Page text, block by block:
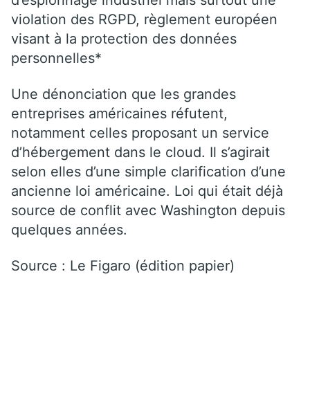
violation des RGPD, règlement européen
visant à la protection des données
personnelles*
Une dénonciation que les grandes
entreprises américaines réfutent,
notamment celles proposant un service
d’hébergement dans le cloud. Il s’agirait
selon elles d’une simple clarification d’une
ancienne loi américaine. Loi qui était déjà
source de conflit avec Washington depuis
quelques années.
Source : Le Figaro (édition papier)